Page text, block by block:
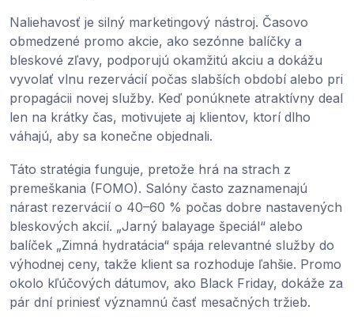
Naliehavosť je silný marketingový nástroj. Časovo
obmedzené promo akcie, ako sezónne balíčky a
bleskové zľavy, podporujú okamžitú akciu a dokážu
vyvolať vlnu rezervácií počas slabších období alebo pri
propagácii novej služby. Keď ponúknete atraktívny deal
len na krátky čas, motivujete aj klientov, ktorí dlho
váhajú, aby sa konečne objednali.
Táto stratégia funguje, pretože hrá na strach z
premeškania (FOMO). Salóny často zaznamenajú
nárast rezervácií o 40–60 % počas dobre nastavených
bleskových akcií. „Jarný balayage špeciál“ alebo
balíček „Zimná hydratácia“ spája relevantné služby do
výhodnej ceny, takže klient sa rozhoduje ľahšie. Promo
okolo kľúčových dátumov, ako Black Friday, dokáže za
pár dní priniesť významnú časť mesačných tržieb.